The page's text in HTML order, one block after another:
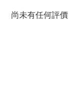
尚未有任何評價